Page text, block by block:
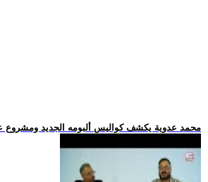
.. محمد عدوية يكشف كواليس ألبومه الجديد ومشروع